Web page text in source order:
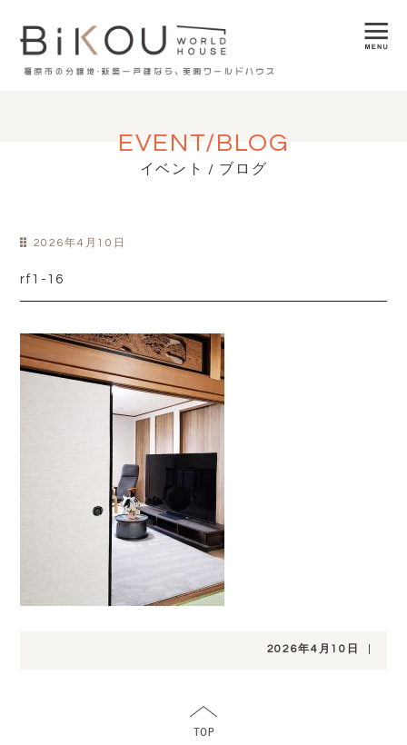
EVENT/BLOG
イベント / ブログ
2026年4月10日
rf1-16
2026年4月10日